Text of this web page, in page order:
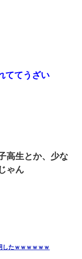
ててうざい
高生とか、少な
ゃん
たｗｗｗｗｗｗ